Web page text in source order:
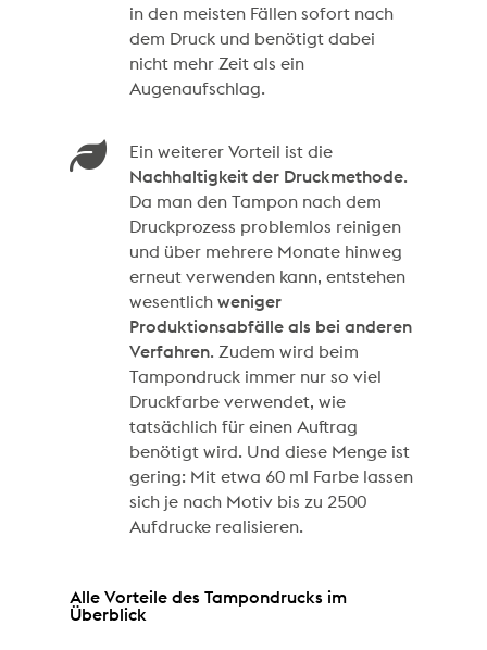
in den meisten Fällen sofort nach
dem Druck und benötigt dabei
nicht mehr Zeit als ein
Augenaufschlag.
Ein weiterer Vorteil ist die
Nachhaltigkeit der Druckmethode.
Da man den Tampon nach dem
Druckprozess problemlos reinigen
und über mehrere Monate hinweg
erneut verwenden kann, entstehen
wesentlichweniger
Produktionsabfälle als bei anderen
Verfahren. Zudem wird beim
Tampondruck immer nur so viel
Druckfarbe verwendet, wie
tatsächlich für einen Auftrag
benötigt wird. Und diese Menge ist
gering: Mit etwa 60 ml Farbe lassen
sich je nach Motiv bis zu 2500
Aufdrucke realisieren.
Alle Vorteile des Tampondrucks im
Überblick